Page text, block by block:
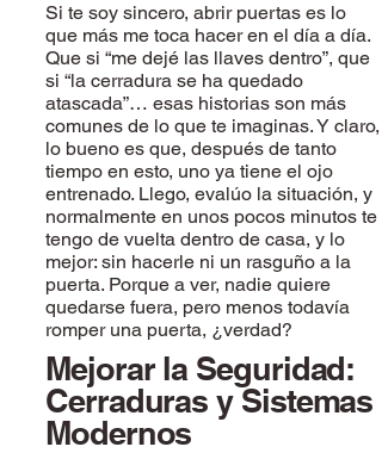
Si te soy sincero, abrir puertas es lo
que más me toca hacer en el día a día.
Que si “me dejé las llaves dentro”, que
si “la cerradura se ha quedado
atascada”… esas historias son más
comunes de lo que te imaginas. Y claro,
lo bueno es que, después de tanto
tiempo en esto, uno ya tiene el ojo
entrenado. Llego, evalúo la situación, y
normalmente en unos pocos minutos te
tengo de vuelta dentro de casa, y lo
mejor: sin hacerle ni un rasguño a la
puerta. Porque a ver, nadie quiere
quedarse fuera, pero menos todavía
romper una puerta, ¿verdad?
Mejorar la Seguridad:
Cerraduras y Sistemas
Modernos